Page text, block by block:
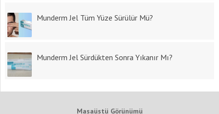
Munderm Jel Tüm Yüze Sürülür Mü?
Munderm Jel Sürdükten Sonra Yıkanır Mı?
Masaüstü Görünümü